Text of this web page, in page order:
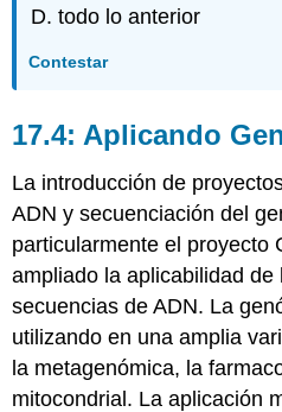
todo lo anterior
Contestar
17.4: Aplicando
La introducción de
ADN y secuenciación del
particularmente el proyecto
ampliado la aplicabilidad de
secuencias de ADN. La
utilizando en una amplia
la metagenómica, la
mitocondrial. La aplicación